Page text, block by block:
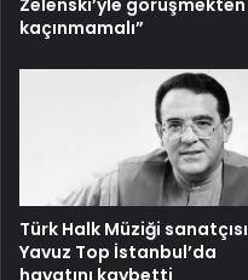
Zelenski’yle görüşmekten
kaçınmamalı”
Türk Halk Müziği sanatçısı
Yavuz Top İstanbul’da
hayatını kaybetti